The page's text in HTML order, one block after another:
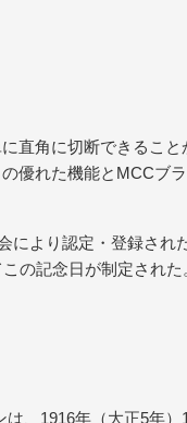
直角に切断できること
優れた機能とMCCブ
より認定・登録された
の記念日が制定された
、1916年（大正5年）